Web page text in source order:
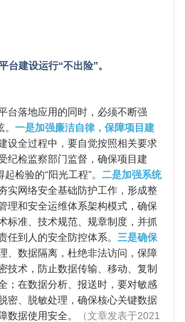
台建设运行“不出险”。
台落地应用的同时，必须不断强
一是加强廉洁自律，保障项目建
设全过程中，要自觉按照相关要求
纪检监察部门监督，确保项目建
检验的“阳光工程”。 二是加强系统
实网络安全基础防护工作，形成整
理和安全运维体系架构模式，确保
标准、技术规范、规章制度，并抓
任到人的安全防控体系。 三是确保
、数据隔离，杜绝非法访问，保障
技术，防止数据传输、移动、复制
；在数据分析、报送时，要对敏感
密、脱敏处理，确保核心关键数据
数据使用安全。
（文章发表于2021